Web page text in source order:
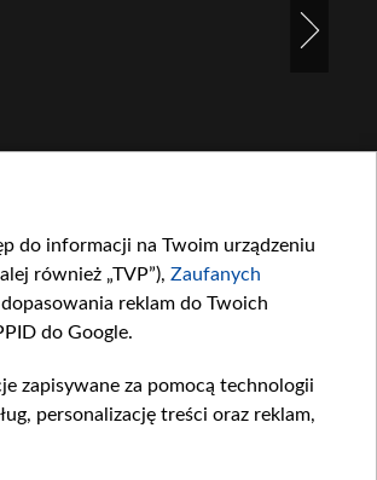
do informacji na Twoim urządzeniu
również „TVP”), Zaufanych
reklam do Twoich
do Google.
zapisywane za pomocą technologii
personalizację treści oraz reklam,